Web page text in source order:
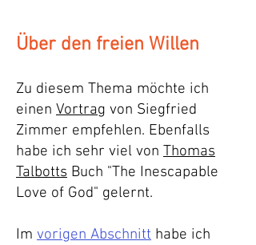
Über den freien Willen
Zu diesem Thema möchte ich
einen Vortrag von Siegfried
Zimmer empfehlen. Ebenfalls
habe ich sehr viel von Thomas
Talbotts Buch "The Inescapable
Love of God" gelernt.
Im vorigen Abschnitt habe ich